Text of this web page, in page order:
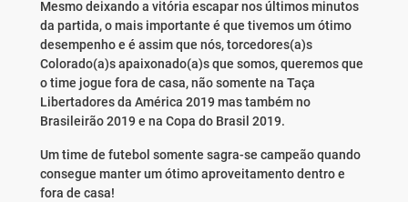
Mesmo deixando a vitória escapar nos últimos minutos
da partida, o mais importante é que tivemos um ótimo
desempenho e é assim que nós, torcedores(a)s
Colorado(a)s apaixonado(a)s que somos, queremos que
o time jogue fora de casa, não somente na Taça
Libertadores da América 2019 mas também no
Brasileirão 2019 e na Copa do Brasil 2019.
Um time de futebol somente sagra-se campeão quando
consegue manter um ótimo aproveitamento dentro e
fora de casa!